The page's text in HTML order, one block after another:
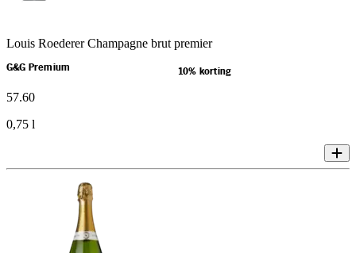
Louis Roederer Champagne brut premier
G&G Premium 10% korting
57.60
0,75 l